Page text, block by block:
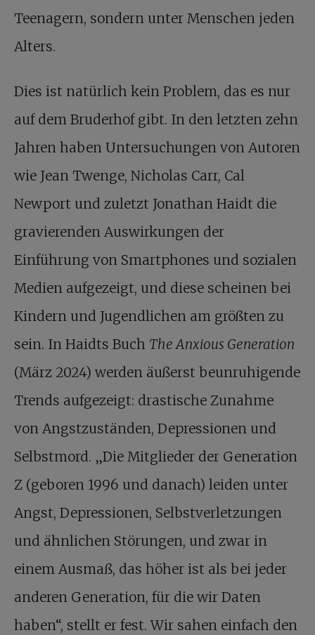
Teenagern, sondern unter Menschen jeden
Alters.
Dies ist natürlich kein Problem, das es nur
auf dem Bruderhof gibt. In den letzten zehn
Jahren haben Untersuchungen von Autoren
wie Jean Twenge, Nicholas Carr, Cal
Newport und zuletzt Jonathan Haidt die
gravierenden Auswirkungen der
Einführung von Smartphones und sozialen
Medien aufgezeigt, und diese scheinen bei
Kindern und Jugendlichen am größten zu
sein. In Haidts Buch The Anxious Generation
(März 2024) werden äußerst beunruhigende
Trends aufgezeigt: drastische Zunahme
von Angstzuständen, Depressionen und
Selbstmord. „Die Mitglieder der Generation
Z (geboren 1996 und danach) leiden unter
Angst, Depressionen, Selbstverletzungen
und ähnlichen Störungen, und zwar in
einem Ausmaß, das höher ist als bei jeder
anderen Generation, für die wir Daten
haben“, stellt er fest. Wir sahen einfach den